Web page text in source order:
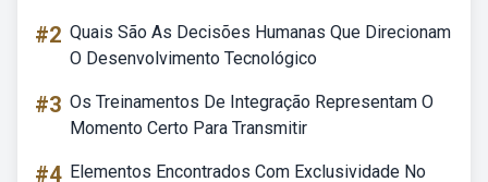
#2 Quais São As Decisões Humanas Que Direcionam
O Desenvolvimento Tecnológico
#3 Os Treinamentos De Integração Representam O
Momento Certo Para Transmitir
#4 Elementos Encontrados Com Exclusividade No